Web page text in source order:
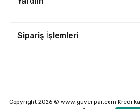
Sipariş İşlemleri
Copyright 2026 © www.guvenpar.com Kredi